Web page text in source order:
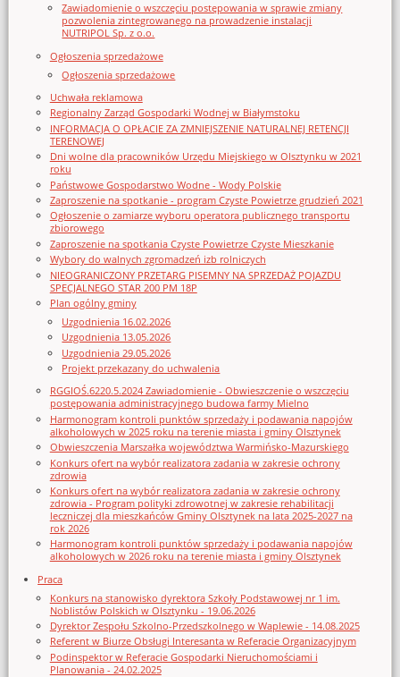
Zawiadomienie o wszczęciu postępowania w sprawie zmiany
pozwolenia zintegrowanego na prowadzenie instalacji
NUTRIPOL Sp. z o.o.
Ogłoszenia sprzedażowe
Ogłoszenia sprzedażowe
Uchwała reklamowa
Regionalny Zarząd Gospodarki Wodnej w Białymstoku
INFORMACJA O OPŁACIE ZA ZMNIEJSZENIE NATURALNEJ RETENCJI
TERENOWEJ
Dni wolne dla pracowników Urzędu Miejskiego w Olsztynku w 2021
roku
Państwowe Gospodarstwo Wodne - Wody Polskie
Zaproszenie na spotkanie - program Czyste Powietrze grudzień 2021
Ogłoszenie o zamiarze wyboru operatora publicznego transportu
zbiorowego
Zaproszenie na spotkania Czyste Powietrze Czyste Mieszkanie
Wybory do walnych zgromadzeń izb rolniczych
NIEOGRANICZONY PRZETARG PISEMNY NA SPRZEDAŻ POJAZDU
SPECJALNEGO STAR 200 PM 18P
Plan ogólny gminy
Uzgodnienia 16.02.2026
Uzgodnienia 13.05.2026
Uzgodnienia 29.05.2026
Projekt przekazany do uchwalenia
RGGIOŚ.6220.5.2024 Zawiadomienie - Obwieszczenie o wszczęciu
postępowania administracyjnego budowa farmy Mielno
Harmonogram kontroli punktów sprzedaży i podawania napojów
alkoholowych w 2025 roku na terenie miasta i gminy Olsztynek
Obwieszczenia Marszałka województwa Warmińsko-Mazurskiego
Konkurs ofert na wybór realizatora zadania w zakresie ochrony
zdrowia
Konkurs ofert na wybór realizatora zadania w zakresie ochrony
zdrowia - Program polityki zdrowotnej w zakresie rehabilitacji
leczniczej dla mieszkańców Gminy Olsztynek na lata 2025-2027 na
rok 2026
Harmonogram kontroli punktów sprzedaży i podawania napojów
alkoholowych w 2026 roku na terenie miasta i gminy Olsztynek
Praca
Konkurs na stanowisko dyrektora Szkoły Podstawowej nr 1 im.
Noblistów Polskich w Olsztynku - 19.06.2026
Dyrektor Zespołu Szkolno-Przedszkolnego w Waplewie - 14.08.2025
Referent w Biurze Obsługi Interesanta w Referacie Organizacyjnym
Podinspektor w Referacie Gospodarki Nieruchomościami i
Planowania - 24.02.2025